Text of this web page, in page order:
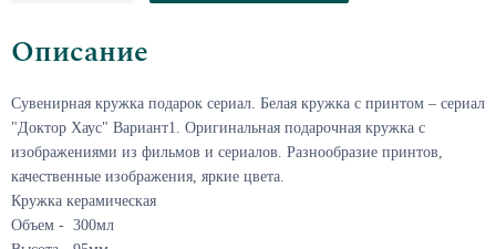
Описание
Сувенирная кружка подарок сериал. Белая кружка с принтом – сериал
"Доктор Хаус" Вариант1. Оригинальная подарочная кружка с
изображениями из фильмов и сериалов. Разнообразие принтов,
качественные изображения, яркие цвета.
Кружка керамическая
Объем - 300мл